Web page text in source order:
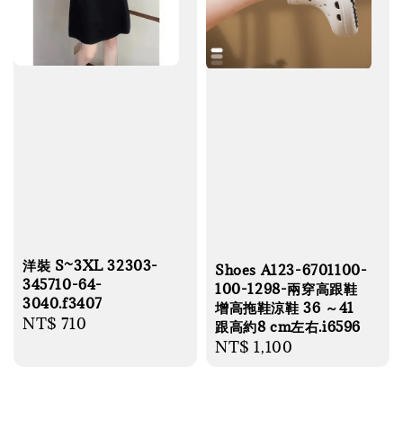
洋裝 S~3XL 32303-
345710-64-
3040.f3407
Regular
NT$ 710
Shoes A123-6701100-
100-1298-兩穿高跟鞋
增高拖鞋涼鞋 36 ～41
跟高約8 cm左右.i6596
Regular
NT$ 1,100